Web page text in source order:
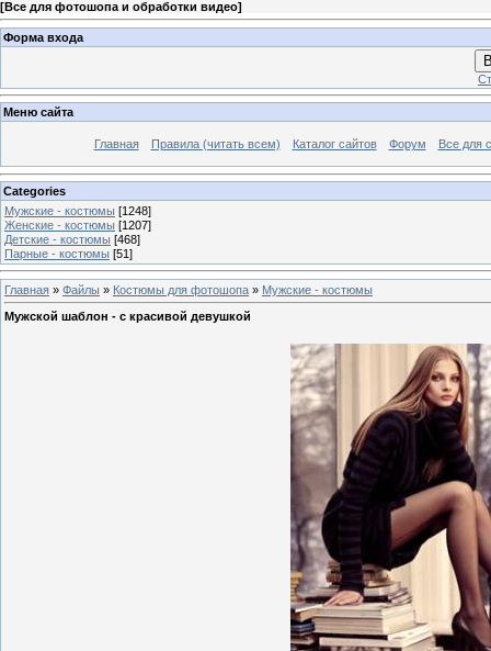
[Все для фотошопа и обработки видео]
Форма входа
Меню сайта
Главная Правила (читать всем) Каталог сайтов Форум Все для
Categories
Мужские - костюмы [1248]
Женские - костюмы [1207]
Детские - костюмы [468]
Парные - костюмы [51]
Главная » Файлы » Костюмы для фотошопа » Мужские - костюмы
Мужской шаблон - с красивой девушкой